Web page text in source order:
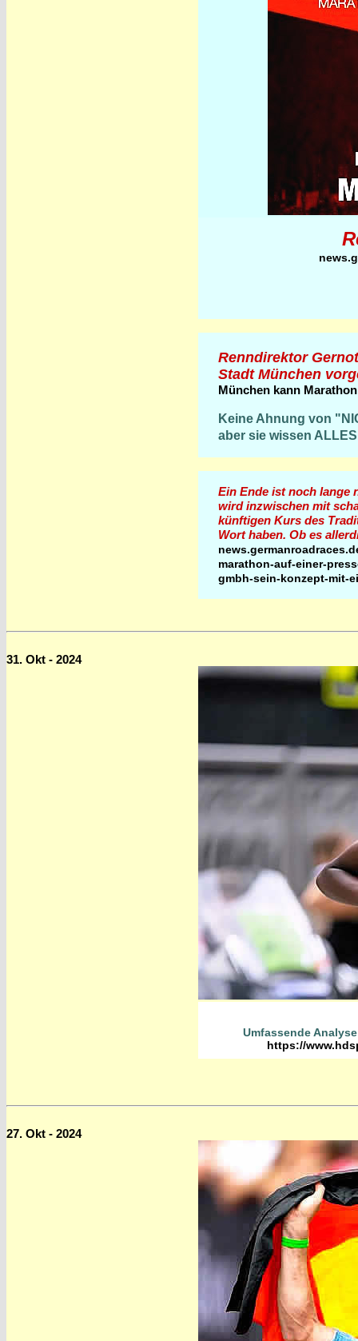
Renndirektor
Stadt München
München kann
Keine Ahnung von
aber sie wissen
Ein Ende ist noch lange
wird inzwischen mit
künftigen Kurs des
Wort haben. Ob es
marathon-auf-einer-
gmbh-sein-konzept-mit-
31. Okt - 2024
Umfassende
https://
27. Okt - 2024